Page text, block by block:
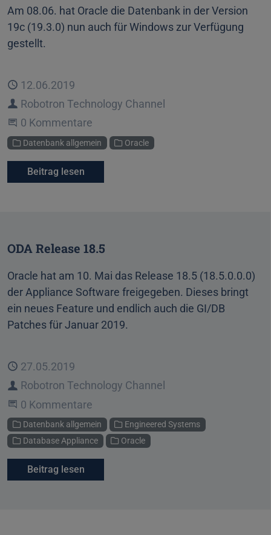
Am 08.06. hat Oracle die Datenbank in der Version
19c (19.3.0) nun auch für Windows zur Verfügung
gestellt.
Veröffentlicht
12.06.2019
Autor
Robotron Technology Channel
Beginne eine Unterhaltung
0 Kommentare
Kategorien
Datenbank allgemein Oracle
Beitrag lesen
ODA Release 18.5
Oracle hat am 10. Mai das Release 18.5 (18.5.0.0.0)
der Appliance Software freigegeben. Dieses bringt
ein neues Feature und endlich auch die GI/DB
Patches für Januar 2019.
Veröffentlicht
27.05.2019
Autor
Robotron Technology Channel
Beginne eine Unterhaltung
0 Kommentare
Kategorien
Datenbank allgemein
Engineered Systems
Database Appliance
Oracle
Beitrag lesen